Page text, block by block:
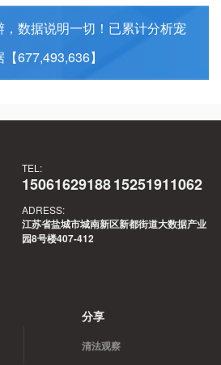
，数据说明一切！已累计分析宠
677,493,636】
TEL:
1506162918815251911062
ADRESS:
江苏省盐城市城南新区新都街道大数据产业
园8号楼407-412
分享
清法观察